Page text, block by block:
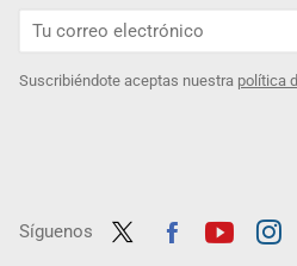
Suscribiéndote aceptas nuestra política
Síguenos